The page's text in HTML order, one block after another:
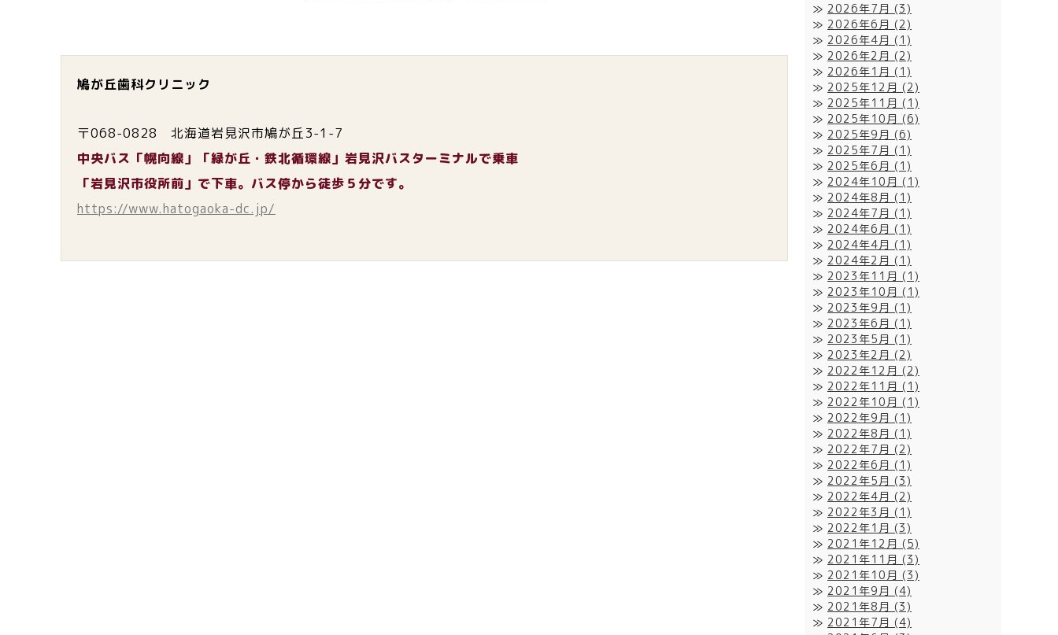
鳩が丘歯科クリニック
〒068-0828 北海道岩見沢市鳩が丘3-1-7
中央バス「幌向線」「緑が丘・鉄北循環線」岩見沢バスターミナルで乗車
「岩見沢市役所前」で下車。バス停から徒歩５分です。
https://www.hatogaoka-dc.jp/
2026年7月 (3)
2026年6月 (2)
2026年4月 (1)
2026年2月 (2)
2026年1月 (1)
2025年12月 (2)
2025年11月 (1)
2025年10月 (6)
2025年9月 (6)
2025年7月 (1)
2025年6月 (1)
2024年10月 (1)
2024年8月 (1)
2024年7月 (1)
2024年6月 (1)
2024年4月 (1)
2024年2月 (1)
2023年11月 (1)
2023年10月 (1)
2023年9月 (1)
2023年6月 (1)
2023年5月 (1)
2023年2月 (2)
2022年12月 (2)
2022年11月 (1)
2022年10月 (1)
2022年9月 (1)
2022年8月 (1)
2022年7月 (2)
2022年6月 (1)
2022年5月 (3)
2022年4月 (2)
2022年3月 (1)
2022年1月 (3)
2021年12月 (5)
2021年11月 (3)
2021年10月 (3)
2021年9月 (4)
2021年8月 (3)
2021年7月 (4)